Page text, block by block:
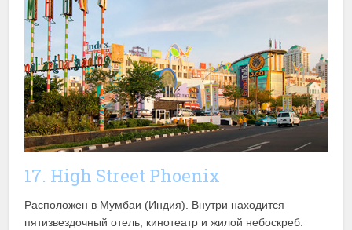
17. High Street Phoenix
Расположен в Мумбаи (Индия). Внутри находится
пятизвездочный отель, кинотеатр и жилой небоскреб.